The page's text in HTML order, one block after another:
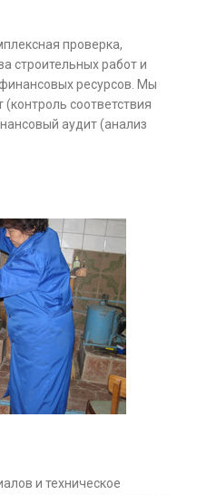
проверка,
строительных работ и
ресурсов. Мы
соответствия
аудит (анализ
проекта.
и техническое